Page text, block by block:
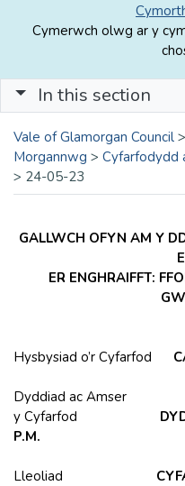
Cymerwch olwg ar y
In this section
Vale of Glamorgan Council >
Morgannwg > Cyfarfodydd
> 24-05-23
GALLWCH OFYN AM Y
ER ENGHRAIFFT:
Hysbysiad o’r Cyfarfod
Dyddiad ac Amser
y Cyfarfod
P.M.
Lleoliad